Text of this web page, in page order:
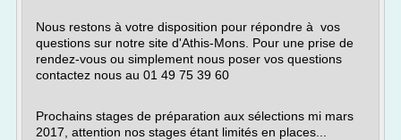
Nous restons à votre disposition pour répondre à vos
questions sur notre site d'Athis-Mons. Pour une prise de
rendez-vous ou simplement nous poser vos questions
contactez nous au 01 49 75 39 60
Prochains stages de préparation aux sélections mi mars
2017, attention nos stages étant limités en places...